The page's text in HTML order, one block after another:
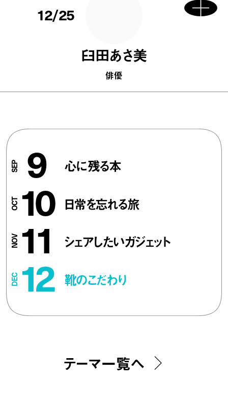
12/25
臼田あさ美
俳優
9 心に残る本
10 日常を忘れる旅
11 シェアしたいガジェット
12 靴のこだわり
テーマ一覧へ